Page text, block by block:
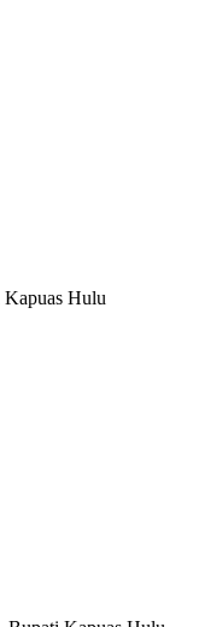
Kapuas Hulu